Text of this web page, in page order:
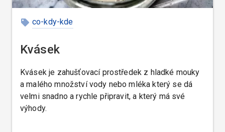
co-kdy-kde
Kvásek
Kvásek je zahušťovací prostředek z hladké mouky
a malého množství vody nebo mléka který se dá
velmi snadno a rychle připravit, a který má své
výhody.